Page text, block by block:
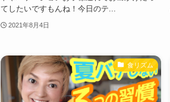
てしたいですもんね！今日のテ...
2021年8月4日
食リズム